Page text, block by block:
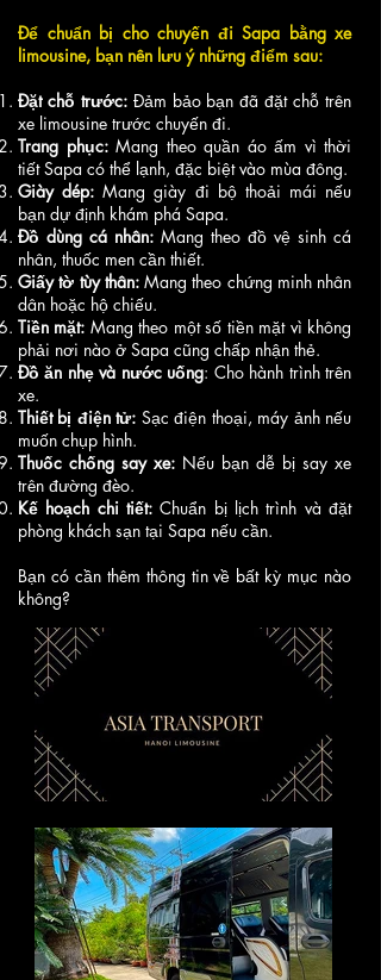
Để chuẩn bị cho chuyến đi Sapa bằng xe
limousine, bạn nên lưu ý những điểm sau:
Đặt chỗ trước: Đảm bảo bạn đã đặt chỗ trên
xe limousine trước chuyến đi.
Trang phục: Mang theo quần áo ấm vì thời
tiết Sapa có thể lạnh, đặc biệt vào mùa đông.
Giày dép: Mang giày đi bộ thoải mái nếu
bạn dự định khám phá Sapa.
Đồ dùng cá nhân: Mang theo đồ vệ sinh cá
nhân, thuốc men cần thiết.
Giấy tờ tùy thân: Mang theo chứng minh nhân
dân hoặc hộ chiếu.
Tiền mặt: Mang theo một số tiền mặt vì không
phải nơi nào ở Sapa cũng chấp nhận thẻ.
Đồ ăn nhẹ và nước uống: Cho hành trình trên
xe.
Thiết bị điện tử: Sạc điện thoại, máy ảnh nếu
muốn chụp hình.
Thuốc chống say xe: Nếu bạn dễ bị say xe
trên đường đèo.
Kế hoạch chi tiết:Chuẩn bị lịch trình và đặt
phòng khách sạn tại Sapa nếu cần.
Bạn có cần thêm thông tin về bất kỳ mục nào
không?